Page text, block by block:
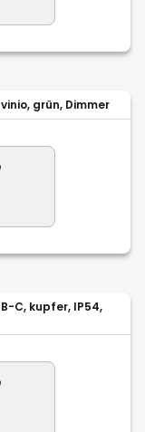
grün, Dimmer
C, kupfer, IP54,